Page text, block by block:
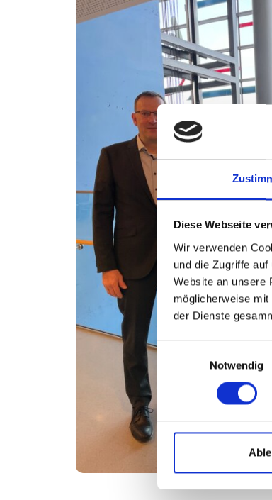
Diese Webseite
Wir verwenden
und die Zugriffe
Website an unsere
möglicherweise
der Dienste
Einwilligungsauswahl
Notwendig